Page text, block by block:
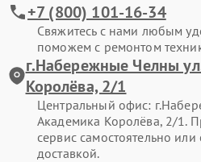
+7 (800) 101-16-34
Свяжитесь с нами любым
поможем с ремонтом
г.Набережные Челны
Королёва, 2/1
Центральный офис:
Академика Королёва, 2/1.
сервис самостоятельно
доставкой.